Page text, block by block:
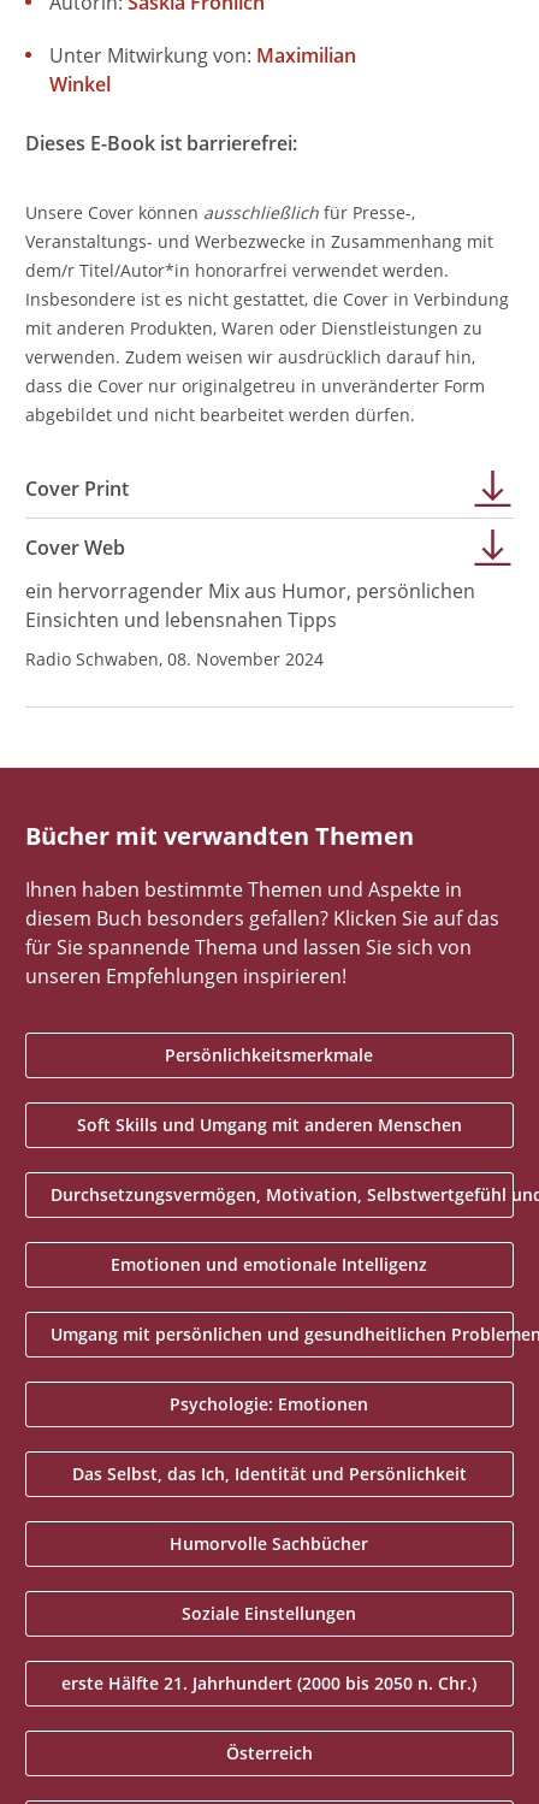
Unter Mitwirkung von: Maximilian
Winkel
Dieses E-Book ist barrierefrei:
Unsere Cover können ausschließlichfür Presse-,
Veranstaltungs- und Werbezwecke in Zusammenhang mit
dem/r Titel/Autor*in honorarfrei verwendet werden.
Insbesondere ist es nicht gestattet, die Cover in Verbindung
mit anderen Produkten, Waren oder Dienstleistungen zu
verwenden. Zudem weisen wir ausdrücklich darauf hin,
dass die Cover nur originalgetreu in unveränderter Form
abgebildet und nicht bearbeitet werden dürfen.
Cover Print
Cover Web
ein hervorragender Mix aus Humor, persönlichen
Einsichten und lebensnahen Tipps
Radio Schwaben, 08. November 2024
Bücher mit verwandten Themen
Ihnen haben bestimmte Themen und Aspekte in
diesem Buch besonders gefallen? Klicken Sie auf das
für Sie spannende Thema und lassen Sie sich von
unseren Empfehlungen inspirieren!
Persönlichkeitsmerkmale
Soft Skills und Umgang mit anderen Menschen
Durchsetzungsvermögen, Motivation, Selbstwertgefühl
Emotionen und emotionale Intelligenz
Umgang mit persönlichen und gesundheitlichen
Psychologie: Emotionen
Das Selbst, das Ich, Identität und Persönlichkeit
Humorvolle Sachbücher
Soziale Einstellungen
erste Hälfte 21. Jahrhundert (2000 bis 2050 n. Chr.)
Österreich